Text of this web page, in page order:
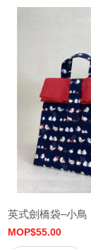
英式劍橋袋–小鳥
MOP$55.00